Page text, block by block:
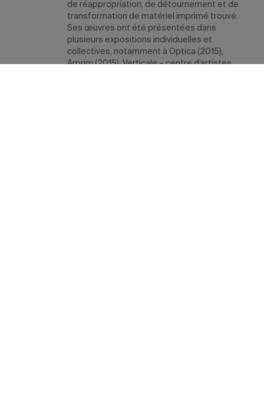
de réappropriation, de détournement et de
transformation de matériel imprimé trouvé.
Ses œuvres ont été présentées dans
plusieurs expositions individuelles et
collectives, notamment à Optica (2015),
Arprim (2015), Verticale – centre d’artistes